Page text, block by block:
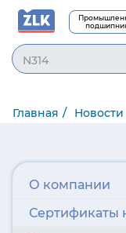
N314
Главная Новости
О компании
Сертификаты